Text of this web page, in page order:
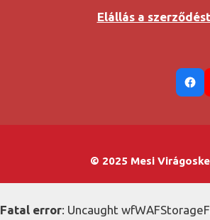
Elállás a
© 2025 Mesi
Fatal error: Uncaught